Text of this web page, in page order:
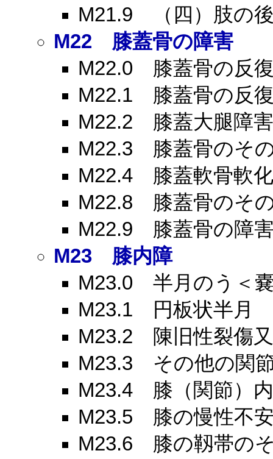
M21.9 （四）肢の
M22 膝蓋骨の障害
M22.0 膝蓋骨の反
M22.1 膝蓋骨の反
M22.2 膝蓋大腿障害
M22.3 膝蓋骨のそ
M22.4 膝蓋軟骨軟
M22.8 膝蓋骨のそ
M22.9 膝蓋骨の障
M23 膝内障
M23.0 半月のう＜
M23.1 円板状半月
M23.2 陳旧性裂傷
M23.3 その他の関
M23.4 膝（関節）
M23.5 膝の慢性不
M23.6 膝の靱帯の